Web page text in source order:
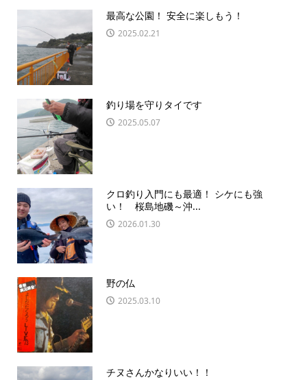
最高な公園！ 安全に楽しもう！
2025.02.21
釣り場を守りタイです
2025.05.07
クロ釣り入門にも最適！ シケにも強
い！ 桜島地磯～沖...
2026.01.30
野の仏
2025.03.10
チヌさんかなりいい！！